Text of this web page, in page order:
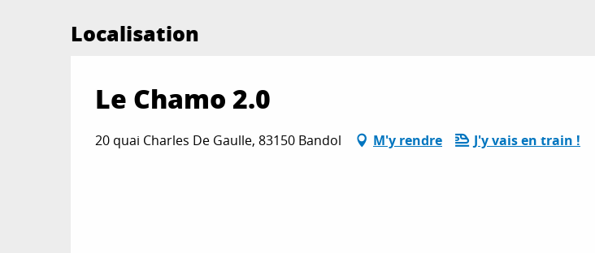
Localisation
Le Chamo 2.0
20 quai Charles De Gaulle, 83150 Bandol M'y rendre J'y vais en train !